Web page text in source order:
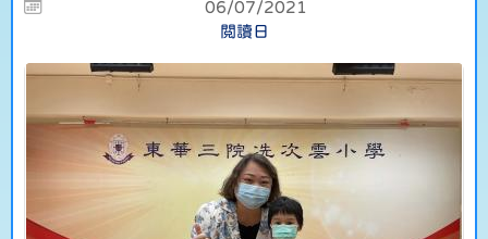
06/07/2021
閲讀日